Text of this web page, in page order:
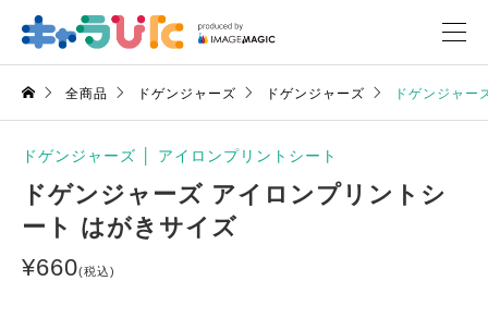
全商品 ドゲンジャーズ ドゲンジャーズ ドゲンジャー
ドゲンジャーズ アイロンプリントシート
ドゲンジャーズ アイロンプリントシ
ート はがきサイズ
¥660(税込)